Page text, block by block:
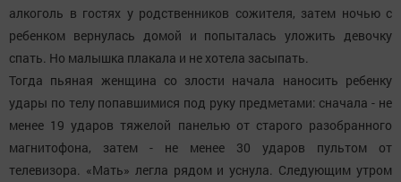
алкоголь в гостях у родственников сожителя, затем ночью с
ребенком вернулась домой и попыталась уложить девочку
спать. Но малышка плакала и не хотела засыпать.
Тогда пьяная женщина со злости начала наносить ребенку
удары по телу попавшимися под руку предметами: сначала - не
менее 19 ударов тяжелой панелью от старого разобранного
магнитофона, затем - не менее 30 ударов пультом от
телевизора. «Мать» легла рядом и уснула. Следующим утром